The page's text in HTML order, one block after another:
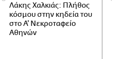
Λάκης Χαλκιάς: Πλήθος
κόσμου στην κηδεία του
στο Α' Νεκροταφείο
Αθηνών